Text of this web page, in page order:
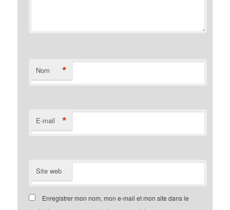
Nom *
E-mail *
Site web
Enregistrer mon nom, mon e-mail et mon site dans le